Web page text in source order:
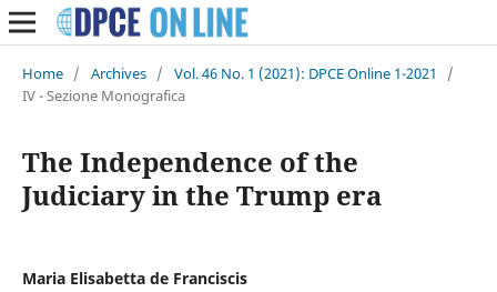
Home / Archives / Vol. 46 No. 1 (2021): DPCE Online 1-2021
/
IV - Sezione Monografica
The Independence of the
Judiciary in the Trump era
Maria Elisabetta de Franciscis